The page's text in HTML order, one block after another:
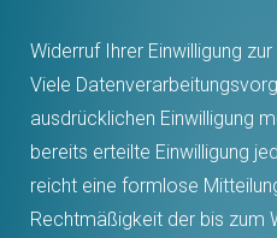
Widerruf Ihrer Einwilligung
Viele
ausdrücklichen Einwilligung
bereits erteilte Einwilligung
reicht eine formlose
Rechtmäßigkeit der bis zum